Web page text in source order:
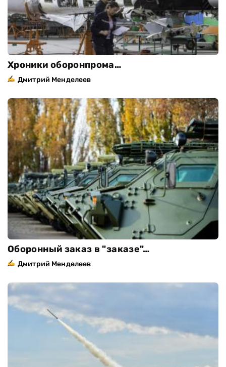
Хроники оборонпрома…
Дмитрий Менделеев
Оборонный заказ в "заказе"…
Дмитрий Менделеев